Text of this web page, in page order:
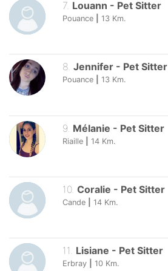
7. Louann - Pet Sitter
Pouance 13 Km.
8. Jennifer - Pet Sitter
Pouance 13 Km.
9 Mélanie - Pet Sitter
Riaille 14 Km.
10. Coralie - Pet Sitter
Cande 14 Km.
11 Lisiane - Pet Sitter
Erbray 10 Km.